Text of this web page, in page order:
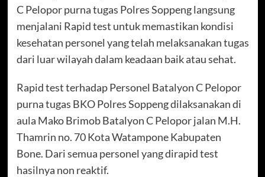
C Pelopor purna tugas Polres Soppeng langsung
menjalani Rapid test untuk memastikan kondisi
kesehatan personel yang telah melaksanakan tugas
dari luar wilayah dalam keadaan baik atau sehat.
Rapid test terhadap Personel Batalyon C Pelopor
purna tugas BKO Polres Soppeng dilaksanakan di
aula Mako Brimob Batalyon C Pelopor jalan M.H.
Thamrin no. 70 Kota Watampone Kabupaten
Bone. Dari semua personel yang dirapid test
hasilnya non reaktif.